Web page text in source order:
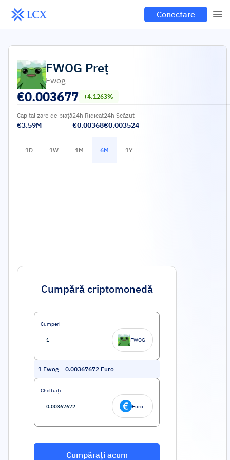
Conectare
FWOG Preț
Fwog
€0.003677 +4.1263%
Capitalizare de piață
€3.59M
24h Ridicat
€0.00368
24h Scăzut
€0.003524
1D 1W 1M 6M 1Y
Cumpără criptomonedă
Cumperi
FWOG
1 Fwog= 0.00367672 Euro
Cheltuiți
Euro
Cumpărați acum